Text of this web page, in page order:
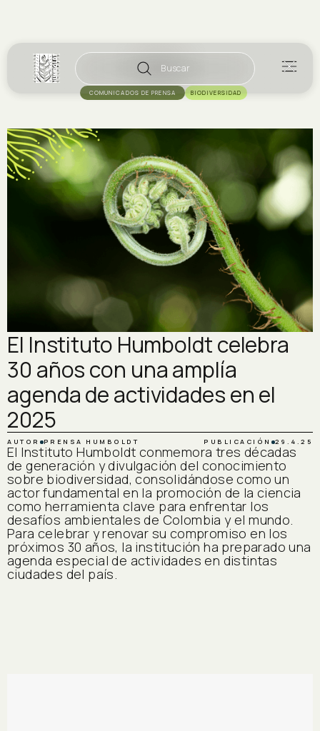
Buscar
COMUNICADOS DE PRENSA BIODIVERSIDAD
El Instituto Humboldt celebra
30 años con una amplía
agenda de actividades en el
2025
AUTOR PRENSA HUMBOLDT PUBLICACIÓN 29.4.25
El Instituto Humboldt conmemora tres décadas
de generación y divulgación del conocimiento
sobre biodiversidad, consolidándose como un
actor fundamental en la promoción de la ciencia
como herramienta clave para enfrentar los
desafíos ambientales de Colombia y el mundo.
Para celebrar y renovar su compromiso en los
próximos 30 años, la institución ha preparado una
agenda especial de actividades en distintas
ciudades del país.